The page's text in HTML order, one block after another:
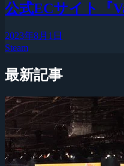
公式ECサイト『
2023年8月1日
Steam
最新記事